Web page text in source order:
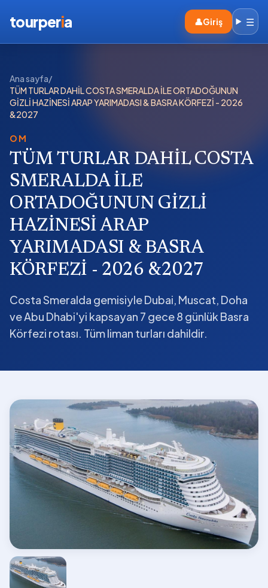
tourperia 👤Giriş ☰
Ana sayfa/
TÜM TURLAR DAHİL COSTA SMERALDA İLE ORTADOĞUNUN
GİZLİ HAZİNESİ ARAP YARIMADASI & BASRA KÖRFEZİ - 2026
&2027
OM
TÜM TURLAR DAHİL COSTA
SMERALDA İLE
ORTADOĞUNUN GİZLİ
HAZİNESİ ARAP
YARIMADASI & BASRA
KÖRFEZİ - 2026 &2027
Costa Smeralda gemisiyle Dubai, Muscat, Doha
ve Abu Dhabi'yi kapsayan 7 gece 8 günlük Basra
Körfezi rotası. Tüm liman turları dahildir.